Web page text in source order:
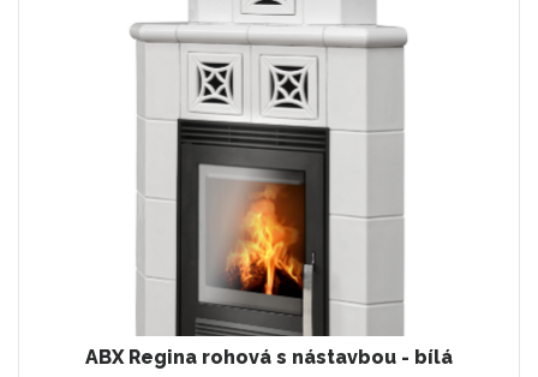
ABX Regina rohová s nástavbou - bílá